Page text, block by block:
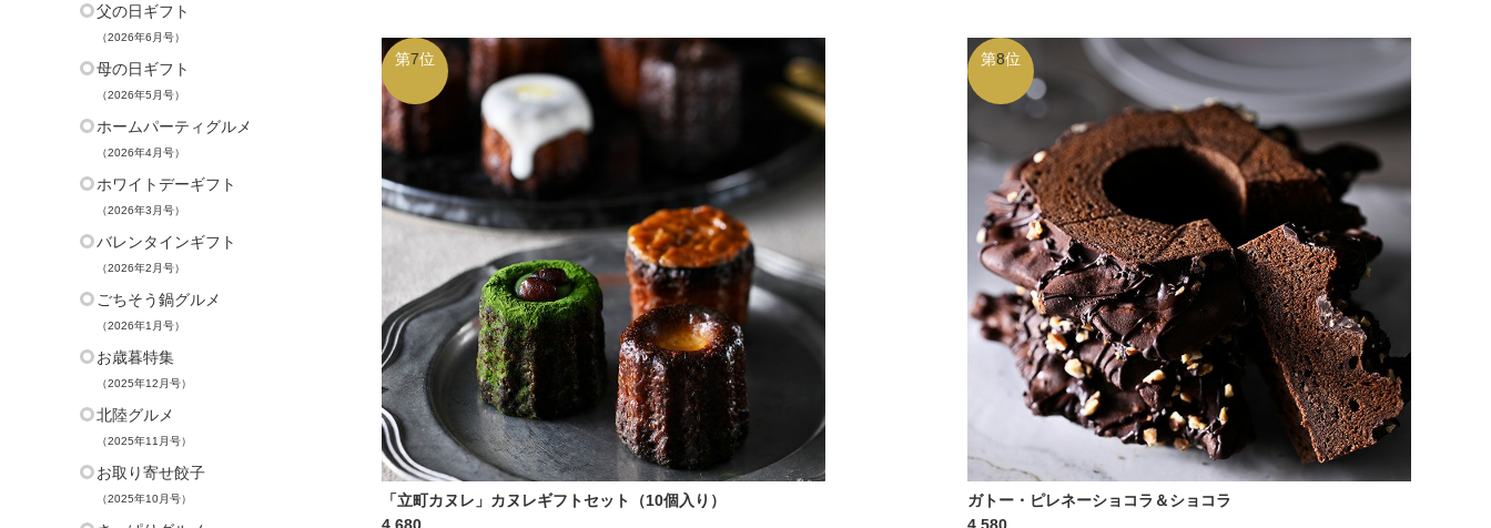
父の日ギフト
（2026年6月号）
母の日ギフト
（2026年5月号）
ホームパーティグルメ
（2026年4月号）
ホワイトデーギフト
（2026年3月号）
バレンタインギフト
（2026年2月号）
ごちそう鍋グルメ
（2026年1月号）
お歳暮特集
（2025年12月号）
北陸グルメ
（2025年11月号）
お取り寄せ餃子
（2025年10月号）
第7位
「立町カヌレ」カヌレギフトセット（10個入り）
第8位
ガトー・ピレネーショコラ＆ショコラ